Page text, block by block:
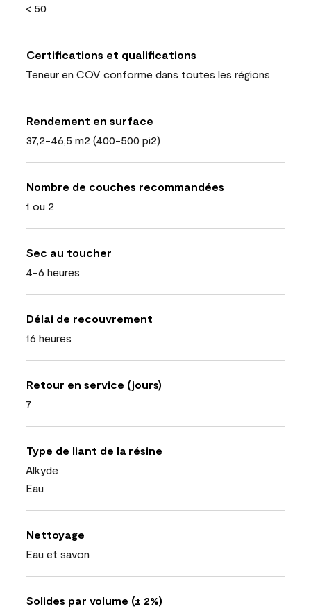
< 50
Certifications et qualifications
Teneur en COV conforme dans toutes les régions
Rendement en surface
37,2-46,5 m2 (400-500 pi2)
Nombre de couches recommandées
1 ou 2
Sec au toucher
4-6 heures
Délai de recouvrement
16 heures
Retour en service (jours)
7
Type de liant de la résine
Alkyde
Eau
Nettoyage
Eau et savon
Solides par volume (± 2%)